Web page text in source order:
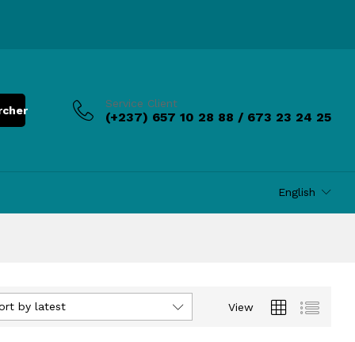
Service Client
(+237) 657 10 28 88 / 673 23 24 25
English
View
by latest